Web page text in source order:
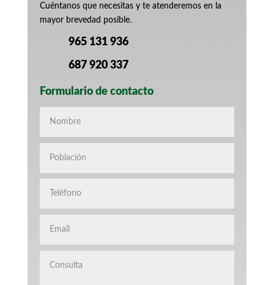
Cuéntanos que necesitas y te atenderemos en la
mayor brevedad posible.
965 131 936
687 920 337
Formulario de contacto